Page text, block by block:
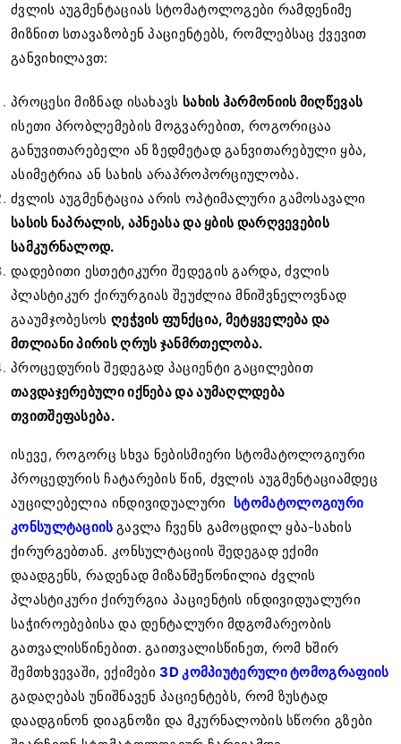
ძვლის აუგმენტაციას სტომატოლოგები რამდენიმე
მიზნით სთავაზობენ პაციენტებს, რომლებსაც ქვევით
განვიხილავთ:
პროცესი მიზნად ისახავს სახის ჰარმონიის მიღწევას
ისეთი პრობლემების მოგვარებით, როგორიცაა
განუვითარებელი ან ზედმეტად განვითარებული ყბა,
ასიმეტრია ან სახის არაპროპორციულობა.
ძვლის აუგმენტაცია არის ოპტიმალური გამოსავალი
სასის ნაპრალის, აპნეასა და ყბის დარღვევების
სამკურნალოდ.
დადებითი ესთეტიკური შედეგის გარდა, ძვლის
პლასტიკურ ქირურგიას შეუძლია მნიშვნელოვნად
გააუმჯობესოს ღეჭვის ფუნქცია, მეტყველება და
მთლიანი პირის ღრუს ჯანმრთელობა.
პროცედურის შედეგად პაციენტი გაცილებით
თავდაჯერებული იქნება და აუმაღლდება
თვითშეფასება.
ისევე, როგორც სხვა ნებისმიერი სტომატოლოგიური
პროცედურის ჩატარების წინ, ძვლის აუგმენტაციამდეც
აუცილებელია ინდივიდუალური სტომატოლოგიური
კონსულტაციის გავლა ჩვენს გამოცდილ ყბა-სახის
ქირურგებთან. კონსულტაციის შედეგად ექიმი
დაადგენს, რადენად მიზანშეწონილია ძვლის
პლასტიკური ქირურგია პაციენტის ინდივიდუალური
საჭიროებებისა და დენტალური მდგომარეობის
გათვალისწინებით. გაითვალისწინეთ, რომ ხშირ
შემთხვევაში, ექიმები3D კომპიუტერული ტომოგრაფიის
გადაღებას უნიშნავენ პაციენტებს, რომ ზუსტად
დაადგინონ დიაგნოზი და მკურნალობის სწორი გზები